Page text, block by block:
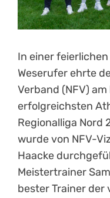
In einer
Weserufer ehrte
Verband (NFV)
erfolgreichsten
Regionalliga Nord
wurde von NFV-
Haacke
Meistertrainer
bester Trainer der